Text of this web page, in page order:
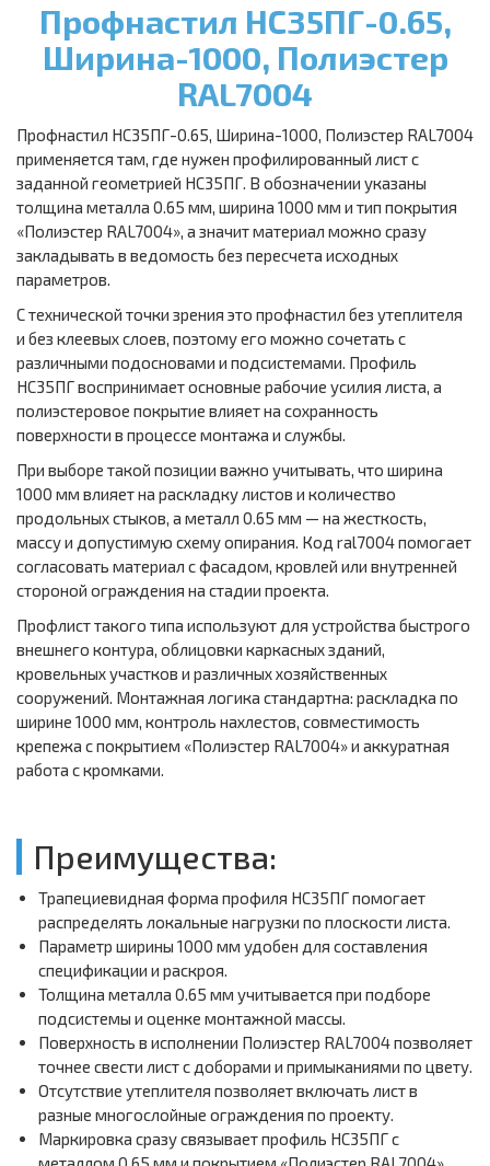
Профнастил НС35ПГ-0.65,
Ширина-1000, Полиэстер
RAL7004
Профнастил НС35ПГ-0.65, Ширина-1000, Полиэстер RAL7004
применяется там, где нужен профилированный лист с
заданной геометрией НС35ПГ. В обозначении указаны
толщина металла 0.65 мм, ширина 1000 мм и тип покрытия
«Полиэстер RAL7004», а значит материал можно сразу
закладывать в ведомость без пересчета исходных
параметров.
С технической точки зрения это профнастил без утеплителя
и без клеевых слоев, поэтому его можно сочетать с
различными подосновами и подсистемами. Профиль
НС35ПГ воспринимает основные рабочие усилия листа, а
полиэстеровое покрытие влияет на сохранность
поверхности в процессе монтажа и службы.
При выборе такой позиции важно учитывать, что ширина
1000 мм влияет на раскладку листов и количество
продольных стыков, а металл 0.65 мм — на жесткость,
массу и допустимую схему опирания. Код ral7004 помогает
согласовать материал с фасадом, кровлей или внутренней
стороной ограждения на стадии проекта.
Профлист такого типа используют для устройства быстрого
внешнего контура, облицовки каркасных зданий,
кровельных участков и различных хозяйственных
сооружений. Монтажная логика стандартна: раскладка по
ширине 1000 мм, контроль нахлестов, совместимость
крепежа с покрытием «Полиэстер RAL7004» и аккуратная
работа с кромками.
Преимущества:
Трапециевидная форма профиля НС35ПГ помогает
распределять локальные нагрузки по плоскости листа.
Параметр ширины 1000 мм удобен для составления
спецификации и раскроя.
Толщина металла 0.65 мм учитывается при подборе
подсистемы и оценке монтажной массы.
Поверхность в исполнении Полиэстер RAL7004 позволяет
точнее свести лист с доборами и примыканиями по цвету.
Отсутствие утеплителя позволяет включать лист в
разные многослойные ограждения по проекту.
Маркировка сразу связывает профиль НС35ПГ с